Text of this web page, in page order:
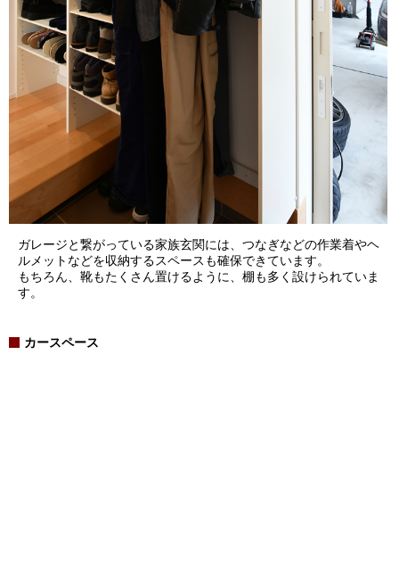
ガレージと繋がっている家族玄関には、つなぎなどの作業着やヘ
ルメットなどを収納するスペースも確保できています。
もちろん、靴もたくさん置けるように、棚も多く設けられていま
す。
カースペース